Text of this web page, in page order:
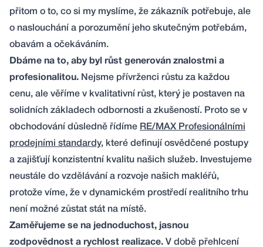
přitom o to, co si my myslíme, že zákazník potřebuje, ale
o naslouchání a porozumění jeho skutečným potřebám,
obavám a očekáváním.
Dbáme na to, aby byl růst generován znalostmi a
profesionalitou. Nejsme přívrženci růstu za každou
cenu, ale věříme v kvalitativní růst, který je postaven na
solidních základech odbornosti a zkušeností. Proto se v
obchodování důsledně řídíme RE/MAX Profesionálními
prodejními standardy, které definují osvědčené postupy
a zajišťují konzistentní kvalitu našich služeb. Investujeme
neustále do vzdělávání a rozvoje našich makléřů,
protože víme, že v dynamickém prostředí realitního trhu
není možné zůstat stát na místě.
Zaměřujeme se na jednoduchost, jasnou
zodpovědnost a rychlost realizace. V době přehlcení